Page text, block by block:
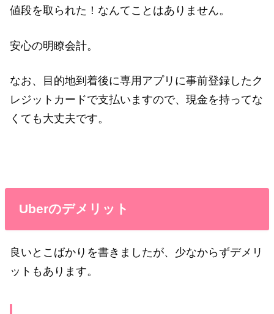
値段を取られた！なんてことはありません。
安心の明瞭会計。
なお、目的地到着後に専用アプリに事前登録したク
レジットカードで支払いますので、現金を持ってな
くても大丈夫です。
Uberのデメリット
良いとこばかりを書きましたが、少なからずデメリ
ットもあります。